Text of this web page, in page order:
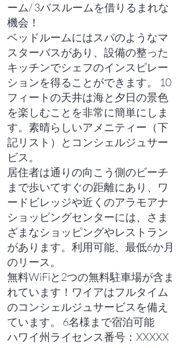
ーム/ 3バスルームを借りるまれな
機会！
ベッドルームにはスパのようなマ
スターバスがあり、設備の整った
キッチンでシェフのインスピレー
ションを得ることができます。 10
フィートの天井は海と夕日の景色
を楽しむことを非常に簡単にしま
す。素晴らしいアメニティー（下
記リスト）とコンシェルジュサー
ビス。
居住者は通りの向こう側のビーチ
まで歩いてすぐの距離にあり、ワ
ードビレッジや近くのアラモアナ
ショッピングセンターには、さま
ざまなショッピングやレストラン
があります。利用可能、最低6か月
のリース。
無料WiFiと2つの無料駐車場が含ま
れています！ワイアはフルタイム
のコンシェルジュサービスを備え
ています。 6名様まで宿泊可能
ハワイ州ライセンス番号：XXXXX